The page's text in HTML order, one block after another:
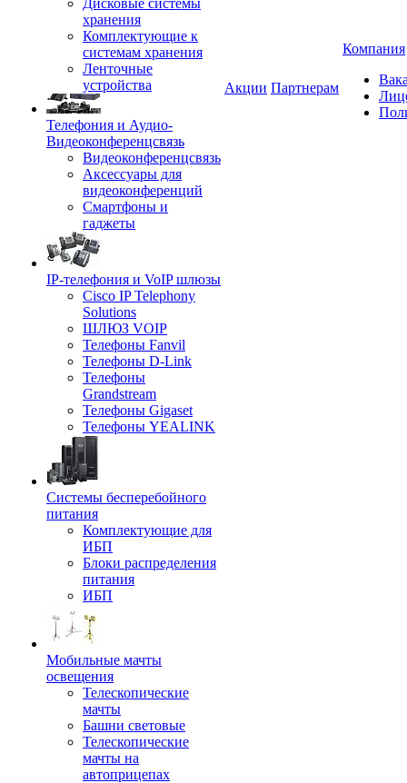
Дисковые системы
хранения
Комплектующие к
системам хранения
Ленточные
устройства
Телефония и Аудио-
Видеоконференцсвязь
Видеоконференцсвязь
Аксессуары для
видеоконференций
Смартфоны и
гаджеты
IP-телефония и VoIP шлюзы
Cisco IP Telephony
Solutions
ШЛЮЗ VOIP
Телефоны Fanvil
Телефоны D-Link
Телефоны
Grandstream
Телефоны Gigaset
Телефоны YEALINK
Системы бесперебойного
питания
Комплектующие для
ИБП
Блоки распределения
питания
ИБП
Мобильные мачты
освещения
Телескопические
мачты
Башни световые
Телескопические
мачты на
автоприцепах
Акции Партнерам
Компания